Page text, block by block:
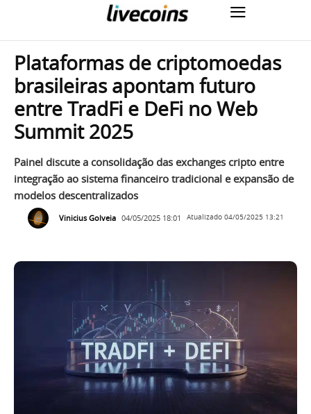
Plataformas de criptomoedas
brasileiras apontam futuro
entre TradFi e DeFi no Web
Summit 2025
Painel discute a consolidação das exchanges cripto entre
integração ao sistema financeiro tradicional e expansão de
modelos descentralizados
Vinicius Golveia 04/05/2025 18:01 Atualizado 04/05/2025 13:21